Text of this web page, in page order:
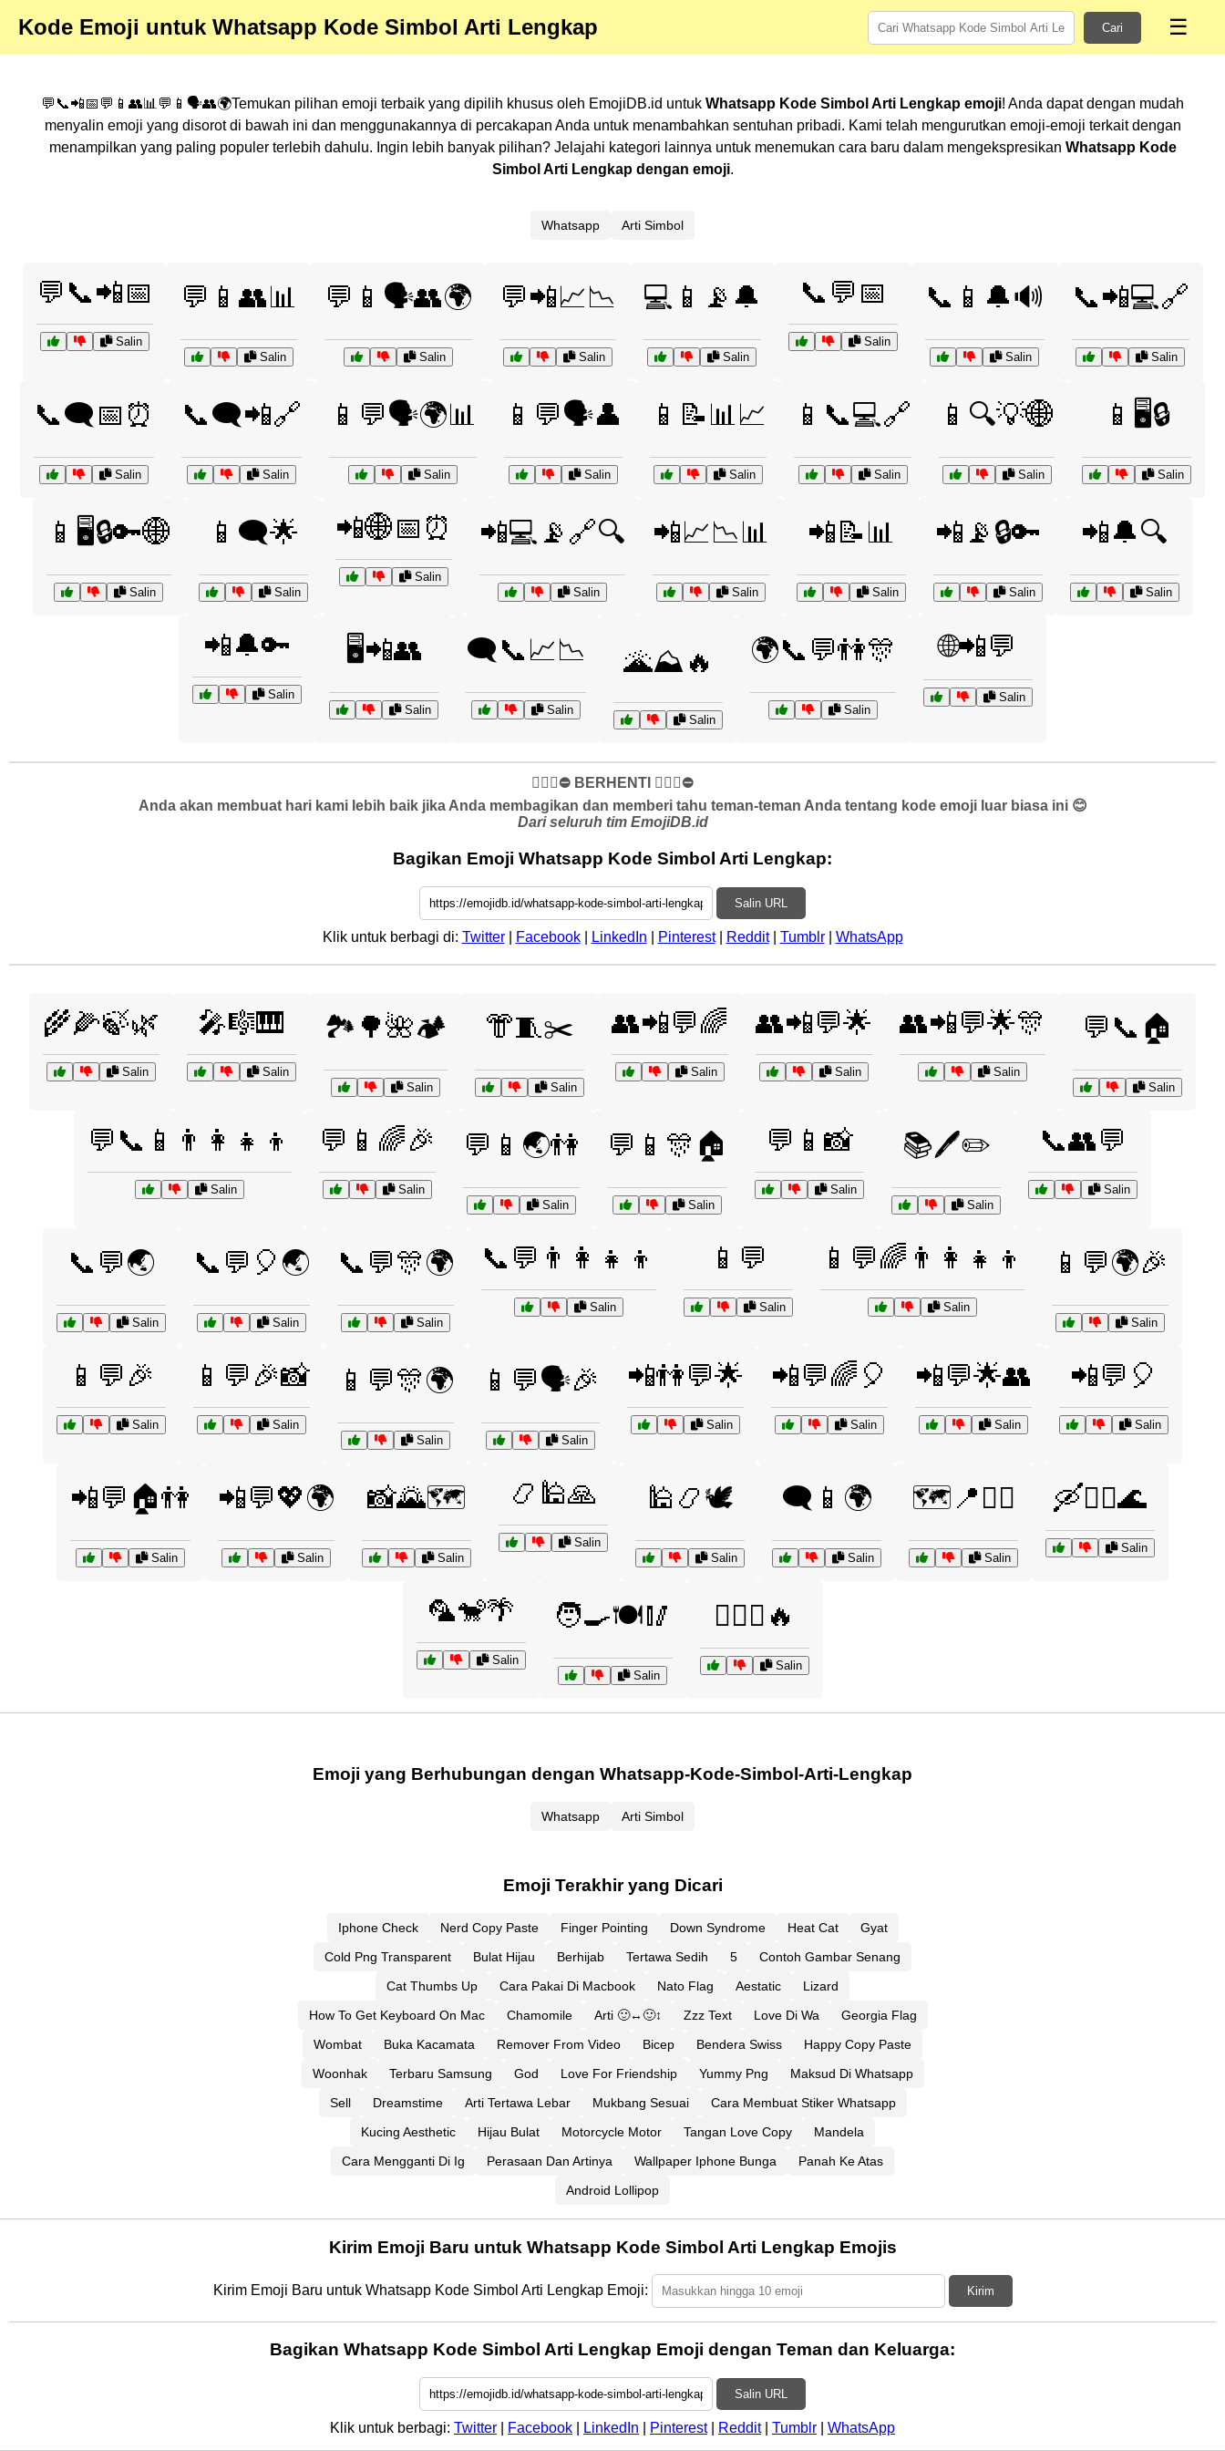
Kode Emoji untuk Whatsapp Kode Simbol Arti Lengkap Cari ☰
💬📞📲📅💬📱👥📊💬📱🗣️👥🌍Temukan pilihan emoji terbaik yang dipilih khusus oleh EmojiDB.id untuk Whatsapp Kode Simbol Arti Lengkap emoji! Anda dapat dengan mudah
menyalin emoji yang disorot di bawah ini dan menggunakannya di percakapan Anda untuk menambahkan sentuhan pribadi. Kami telah mengurutkan emoji-emoji terkait dengan
menampilkan yang paling populer terlebih dahulu. Ingin lebih banyak pilihan? Jelajahi kategori lainnya untuk menemukan cara baru dalam mengekspresikan Whatsapp Kode
Simbol Arti Lengkap dengan emoji.
Whatsapp Arti Simbol
💬📞📲📅
Salin
💬📱👥📊
Salin
💬📱🗣️👥🌍
Salin
💬📲📈📉
Salin
💻📱📡🔔
Salin
📞💬📅
Salin
📞📱🔔🔊
Salin
📞📲💻🔗
Salin
📞🗨️📅⏰
Salin
📞🗨️📲🔗
Salin
📱💬🗣️🌍📊
Salin
📱💬🗣️👤
Salin
📱📝📊📈
Salin
📱📞💻🔗
Salin
📱🔍💡🌐
Salin
📱🖥️🔒
Salin
📱🖥️🔒🔑🌐
Salin
📱🗨️🌟
Salin
📲🌐📅⏰
Salin
📲💻📡🔗🔍
Salin
📲📈📉📊
Salin
📲📝📊
Salin
📲📡🔒🔑
Salin
📲🔔🔍
Salin
📲🔔🔑
Salin
🖥️📲👥
Salin
🗨️📞📈📉
Salin
🌋⛰️🔥
Salin
🌍📞💬👫🎊
Salin
🌐📲💬
Salin
✋🏻🛑⛔️ BERHENTI ✋🏻🛑⛔️
Anda akan membuat hari kami lebih baik jika Anda membagikan dan memberi tahu teman-teman Anda tentang kode emoji luar biasa ini 😊
Dari seluruh tim EmojiDB.id
Bagikan Emoji Whatsapp Kode Simbol Arti Lengkap:
Salin URL
Klik untuk berbagi di: Twitter| Facebook| LinkedIn Pinterest| Reddit| Tumblr| WhatsApp
🌾🌽🍃🌿
Salin
🎤🎼🎹
Salin
🏞️🌳🌺🏕️
Salin
👘🧵✂️
Salin
👥📲💬🌈
Salin
👥📲💬🌟
Salin
👥📲💬🌟🎊
Salin
💬📞🏠
Salin
💬📞📱👨‍👩‍👧‍👦
Salin
💬📱🌈🎉
Salin
💬📱🌏👫
Salin
💬📱🎊🏠
Salin
💬📱📸
Salin
📚🖊️✏️
Salin
📞👥💬
Salin
📞💬🌏
Salin
📞💬🎈🌏
Salin
📞💬🎊🌍
Salin
📞💬👨‍👩‍👧‍👦
Salin
📱💬
Salin
📱💬🌈👨‍👩‍👧‍👦
Salin
📱💬🌍🎉
Salin
📱💬🎉
Salin
📱💬🎉📸
Salin
📱💬🎊🌍
Salin
📱💬🗣️🎉
Salin
📲👫💬🌟
Salin
📲💬🌈🎈
Salin
📲💬🌟👥
Salin
📲💬🎈
Salin
📲💬🏠👫
Salin
📲💬💖🌍
Salin
📸🌄🗺️
Salin
📿🕌🙏
Salin
🕌📿🕊️
Salin
🗨️📱🌍
Salin
🗺️📍🚶‍♀️
Salin
🛶🏊‍♂️🌊
Salin
🦜🐒🌴
Salin
🧑‍🍳🍽️🥢
Salin
🧗‍♂️⛺🔥
Salin
Emoji yang Berhubungan dengan Whatsapp-Kode-Simbol-Arti-Lengkap
Whatsapp Arti Simbol
Emoji Terakhir yang Dicari
Iphone Check Nerd Copy Paste Finger Pointing Down Syndrome Heat Cat
Gyat
Cold Png Transparent
Bulat Hijau Berhijab Tertawa Sedih 5
Contoh Gambar Senang
Cat Thumbs Up
Cara Pakai Di Macbook Nato Flag Aestatic
Lizard
How To Get Keyboard On Mac
Chamomile Arti 🙂↔🙂↕ Zzz Text Love Di Wa
Georgia Flag
Wombat
Buka Kacamata Remover From Video Bicep Bendera Swiss
Happy Copy Paste
Woonhak
Terbaru Samsung God Love For Friendship Yummy Png
Maksud Di Whatsapp
Sell
Dreamstime Arti Tertawa Lebar Mukbang Sesuai
Cara Membuat Stiker Whatsapp
Kucing Aesthetic
Hijau Bulat Motorcycle Motor Tangan Love Copy
Mandela
Cara Mengganti Di Ig
Perasaan Dan Artinya Wallpaper Iphone Bunga
Panah Ke Atas
Android Lollipop
Kirim Emoji Baru untuk Whatsapp Kode Simbol Arti Lengkap Emojis
Kirim Emoji Baru untuk Whatsapp Kode Simbol Arti Lengkap Emoji: Kirim
Bagikan Whatsapp Kode Simbol Arti Lengkap Emoji dengan Teman dan Keluarga:
Salin URL
Klik untuk berbagi: Twitter Facebook LinkedIn Pinterest| Reddit| Tumblr WhatsApp